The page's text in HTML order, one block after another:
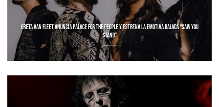
GRETA VAN FLEET ANUNCIA PALACE FOR THE PEOPLE Y ESTRENA LA EMOTIVA BALADA “SAW YOU
STAND”